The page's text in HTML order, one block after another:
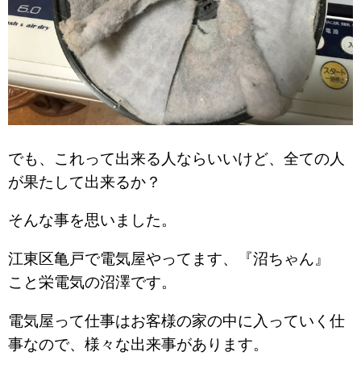
でも、これって出来る人ならいいけど、全ての人
が果たして出来るか？
そんな事を思いました。
江東区亀戸で電気屋やってます、『沼ちゃん』
こと栄電気の沼澤です。
電気屋って仕事はお客様の家の中に入っていく仕
事なので、様々な出来事があります。